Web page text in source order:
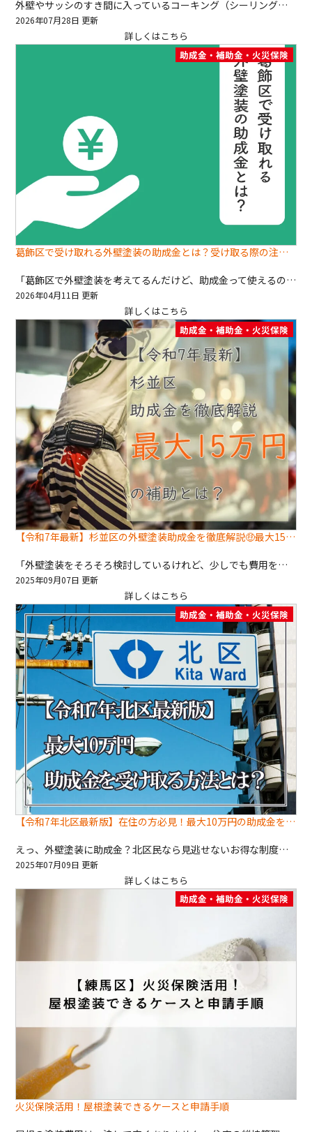
外壁やサッシのすき間に入っているコーキング（シーリング） 普段あまり意識しない部分ですが、実はかなり重要な役割を担っています！ 雨水の侵入を防いだり、建物の揺れを吸収したりと、いわば家の関節部分。 ここがダメになると、見た目以上にダメージが広がることもあります。 ただしこのシーリング、実は消耗品です。 時間が経つと👇 ・細かいひび割れが出てくる ・ゴムのような弾力がなくなる ・剥がれや隙間ができる こういった劣化はどうしても避けられません！ よくある相談がこちら👇 👉「これって火災保険で直せますか？」 正直に言うと、 👉全部が対象になるわけではないです。 ただし条件次第では、自己負担なく直せるケースもあるので、ここはしっかり理解しておくと得します。 火災保険＝火事だけじゃない まず大前提として、火災保険は名前のイメージよりかなり守備範囲が広いです。 対象になるのは火事だけではなく👇 ・台風や突風（風災） ・雹（ひょう） ・雪による被害 ・落雷 ・突発的な事故 こういった「急に起きたトラブル」も補償対象に含まれます。 つまり、これらが原因でシーリングが壊れた場合は 👉保険が使える可能性ありということです。 引用：チューリッヒ保険会社 保険対象になりやすい壊れ方 実際の現場でよくあるのが👇 ・台風のあとに急にコーキングが剥がれた ・一部だけ不自然に裂けている ・飛来物が当たった跡がある ・その後に雨漏りが発生した こういう“急激な変化”があるケースは比較的通りやすいです。 ポイントは👇 👉「いつ・何が原因で壊れたか」が説明できること これがかなり重要になります！ 引用：ヌリカエ NGパターンはこれ👇 逆に、保険が使えない代表例がこちら。 👉経年劣化 シーリングは ・紫外線 ・雨風 ・温度差 で徐々に劣化していくものなので、「気づいたらボロボロになってた」は対象外です。 判断基準をシンプルにすると👇 ✔ 突然ダメになった → 可能性あり ✖ ゆっくり劣化 → 基本NG 申請を通すためのコツ ここからが重要ポイントです👇 ① 写真は“分かりやすさ重視” 保険申請で一番大事なのは証拠です。 ・劣化部分のアップ ・建物全体 ・周囲の状況 この3点は必ず押さえましょう。 さらに👇 👉メジャーや手を入れてサイズ感を出す！これだけで信頼度が大きく変わります。 ② 見積書は“具体性が命” 金額だけの見積では弱いです。 ・どの部分を ・どんな工程で ・どんな材料を使って ここまでしっかり書かれていると通りやすくなります。 さらに👇 👉「台風の影響による破損」など原因を記載！これがかなり効きます。 ③ プロの判断が後押しになる 微妙なケースでは、専門家の意見が強いです。 ・塗装業者 ・建築士 こういったプロの診断が入ることで保険会社も判断しやすくなります。 特に「経年か災害か」の判断は重要なので、ここはプロに任せるのが安心です！ 意外と知られていない注意点 もうひとつ大事なポイント👇 ・免責金額を超えているか ・契約内容に含まれているか この条件もクリアしないと、対象外になることがあります。 つまり👇 👉小規模な補修は対象外になることもある ここは事前に確認が必要です。 まとめ 今回の内容をざっくりまとめると👇 ✔ 災害が原因なら保険対象になる可能性あり ✔ 経年劣化は対象外 ✔ 写真・見積・根拠が超重要 ✔ プロの判断で通りやすくなる シーリングの劣化は放置すると 👉雨漏り 👉内部腐食 👉修理費の増大 につながるので、早めの判断が大切です。 気になる方へ（無料相談OK） ・これ保険使える？ ・写真だけ見てほしい ・とりあえず見積ほしい こういったご相談からで構いません。 せっかくの保険活用できるならしたいですよね！ 深井塗装では👇 ✔ 現地調査無料 ✔ 写真・申請サポート対応 ✔ 無理な営業なし 「とりあえず聞くだけ」でもOKです👍 気軽にご相談ください！ お問い合わせはこちら
2026年07月28日 更新
詳しくはこちら
葛飾区で受け取れる外壁塗装の助成金とは？受け取る際の注意点もご紹介⏖ 🌱 ྀི
「葛飾区で外壁塗装を考えてるんだけど、助成金って使えるの？」 ——この質問、ほんとに多いです！ そりゃそうですよね！あらゆるものが高騰してる昨今、 少しでも安く済ませたい気持ち！痛いほどわかります⭐︶꒥꒷ 正直な話をすると、“外壁塗装なら何でもOK”の助成金ではありません。 でも、条件にハマれば後押しが受けられる可能性があります！ この記事では、葛飾区で使える代表的な制度として、かつしかエコ助成金（高反射率塗装）を中心に、 対象条件・金額・失敗しない申請のコツを、現場目線でわかりやすくお伝えします🤑 因みに、深井塗装では申請は全部やらせていただきますのでやり方はスルーでOKですよ！ 葛飾区で受け取れる外壁塗装の助成金はこれ 葛飾区で外壁塗装に関係しやすいのが、「かつしかエコ助成金」内の“高反射率塗装”です。(葛飾区公式サイト) ポイントは「省エネ・暑さ対策に効く塗装（＝高反射率塗装）」が対象、というところ。 ざっくり結論：いくらもらえる？ 高反射率塗装（屋根・壁 ※屋根は“屋上等”含む）は、 屋根 or 壁のどちらかを塗装：一律 5万円／戸 屋根＋壁を同時に塗装：一律 10万円／戸 「10万円って、地味に効きますよね。外食を何回分…いや、そこは奥さまに怒られるので黙っておきます。」 対象になる工事・ならない工事の分かれ目 助成のカギは「塗料の性能」です。 要件（ここが最重要） 高反射率塗装は、日射反射率（近赤外線領域）が65％以上（または同等以上）が条件です。 つまり、よくある「シリコンで普通に塗り替え」だと、制度の対象外になりやすいです。 さらに注意ポイント 基本は“工事前申請”（先に工事しちゃうと対象外になりやすい）(葛飾区公式サイト) 高反射率塗装は築1年以上の建物が対象（新築は対象外） 申請から回答まで通常3〜4週間かかるので、着工4週間前までの申請推奨 申請の流れと“つまずきポイント” 「助成金って面倒そう…」と思った方、分かります。なので、失敗しない順番だけ覚えてください。 業者に相談（“高反射率塗装で申請したい”と最初に言う） 見積と資料をそろえる（内訳が分かる見積が必要） 工事前に申請（郵送または窓口） 事前協議回答書が届いてから着工 工事後に完了報告（写真・領収書など） よくある“詰みポイント”（先に言っておきます） 申請前に工事を始めちゃった（これ、めちゃ多い）(葛飾区公式サイト) 反射率が確認できる資料がない → カタログ等で数値が確認できない場合、追加資料が必要になることがあります。 写真が足りない（施工前・施工後、空き缶の品名が見える写真など） [まとめ] 葛飾区の外壁塗装助成金は“条件と順番”で決まる 葛飾区で外壁塗装に使いやすい制度は、かつしかエコ助成金（高反射率塗装）。 壁 or 屋根で5万円 壁＋屋根同時で10万円 ただし、反射率65％以上などの条件があり、工事前申請が原則です。 特徴・メリット・ベネフィット 条件に合えば、費用を抑えて賢くメンテナンスできる 遮熱・省エネ方向に寄せることで、夏の快適性にも期待 「やるなら今？」の判断が整理できて、老後の住まい不安が減る 不安要素を取り除く（深井塗装の約束） 見積もり無料 資格を持ったスタッフが、助成金の対象可否も含めて分かりやすくご案内 即決は不要。相談だけでもOKです ※助成制度は年度で変更されることがあります。最新の募集期間・要件は葛飾区の案内を基準に確認してください（令和7年度は2025/4/1〜2026/3/31、工事前申請・回答まで3〜4週間目安）。(葛飾区公式サイト) お問い合わせはコチラ
2026年04月11日 更新
詳しくはこちら
助成金・補助金・火災保険
【令和7年最新】杉並区の外壁塗装助成金を徹底解説🤑最大15万円の補助とは？
「外壁塗装をそろそろ検討しているけれど、少しでも費用を抑えたい…」 「杉並区の助成金ってどんな条件があるの？どこに相談すればいいの？」 そんな疑問や不安をお持ちの方に朗報です✨ 令和7年度（2025年度）杉並区では、「断熱改修等省エネルギー対策助成」という制度が実施されており、 高日射反射率塗装を行うことで、工事費の20％（最大15万円）の助成が受けられます！ これは既存住宅の外壁・屋根を対象とした内容で、家のメンテナンス＋省エネ対策が同時に叶うチャンスなんです🏠 「助成金の活用で、おトクに外壁塗装したい！」という方はもちろん、 「そもそも何から始めればいいかわからない…」という方も、この記事を読めば流れがつかめますよ😊 ぜひ最後までチェックしてみてくださいね！ 🌟 杉並区の外壁塗装助成金を活用するメリット 🔹 助成金の概要 対象工事：​高日射反射率塗装を用いた屋根・外壁の塗装工事 助成率：​工事費用の20％（上限15万円） 対象住宅：​既存の住宅（新築は対象外） 耐用年数：​施工後10年間の耐用性が求められます​ 🔹 高日射反射率塗装の効果 遮熱効果：​太陽光を反射し、室内温度の上昇を抑制 省エネルギー：​冷房費の削減に寄与 耐久性：​紫外線や熱による劣化を防ぎ、建物の寿命を延ばす​ ※詳細は杉並区の公式サイトをご確認ください。 ​ 🛠️ 深井塗装の技術力と評判 深井塗装は、足立区を拠点に高品質な外壁塗装を提供する専門店です。​ 国家資格を持つ自社職人が施工を担当し、地域密着型のサービスを展開しています。​ 🔹 サービス内容 外壁塗装：​高日射反射率塗装を含む各種塗装工事 屋根工事：​屋根塗装、カバー工法、葺き替え工事 防水工事：​雨漏り修理、シーリング工事 助成金申請サポート：​自治体の助成金申請を代行 🔹 お客様の声 「深井塗装さんにお願いして本当に良かったです。丁寧な対応と高い技術力で、安心して任せられました。」 「最初に4社から相見積もりを戴きましたが、私はその見積書を見て深井塗装さんに即決しました。 理由は、その詳細さです。塗料の明細はもちろん缶数まで載っているのは深井塗装さんだけでした。 そして、作業開始をされてからは職人の方々の礼儀正しさと仕事の丁寧さに脱帽しました。 今後、家屋の塗装に迷っている方がいたら1番に深井塗装さんをお勧めしたいと思います。」​ 📝 助成金申請の流れ 事前相談：​深井塗装に連絡し、助成金の対象となるか確認 見積もり取得：​工事内容と費用の見積もりを取得 申請書類の準備：​必要書類を揃え、杉並区に申請 工事実施：​助成金の交付決定後、工事を開始 完了報告：​工事完了後、報告書を提出 助成金受領：​審査完了後、助成金が支給 📌 まとめ 杉並区の「断熱改修等省エネルギー対策助成」制度を活用することで、 高日射反射率塗装による外壁・屋根のリフォームが経済的に行えます。​ 深井塗装は、助成金申請のサポートから高品質な施工まで一貫して対応し、多くのお客様から高い評価を得ています⸝⸝⸝🫶🏻​ 外壁塗装を検討されている方は、ぜひ深井塗装にご相談ください🐈ᯓᡣ𐭩 ​お問い合わせはこちら
2025年09月07日 更新
詳しくはこちら
助成金・補助金・火災保険
【令和7年北区最新版】在住の方必見！最大10万円の助成金を受け取る方法とは？🌿✧˖°
えっ、外壁塗装に助成金？北区民なら見逃せないお得な制度！ こんにちは！外壁・屋根のリフォームを手がける深井塗装です🎨 「そろそろ外壁が色あせてきたな…」 「屋根の塗り替えって費用が高そう…」 そんなお悩みをお持ちの方、ちょっとお待ちください！ 東京都北区にお住まいの方には、なんと最大10万円の助成金が受け取れる制度があるんです✨ この記事では、 北区の外壁塗装助成金の最新情報 対象条件と支給額の詳細 区内業者・区外業者で変わる助成金額の注意点 実際の申請方法と流れ よくある質問と失敗しないポイントまで、わかりやすく解説していきます💡 「うちは対象？どうやって申請するの？」そんな方にも安心なガイドですので、ぜひ最後までご覧ください！ 2025年も継続！北区の外壁塗装助成金ってどんな制度？ 北区では、住宅の維持と美観の向上を目的に、塗装や防水工事の費用の一部を助成してくれる制度があります😊 ✅ 助成内容（令和7年度） 高反射率塗料使用が条件に！ 高反射率塗料の要件とは？ 日射反射率が【50％以上】あること （灰色N6の試験片で測定） ✅ 高反射率塗料ってどんなメリットがあるの？ 室内温度の上昇を抑えて夏の冷房費を節約 屋根材の劣化防止 ヒートアイランド対策にも貢献 省エネ性能も高く、北区からも推奨されている塗料の一つです！ ※使用できる塗料は限られているため、事前に業者と相談をおすすめします🙌 ここがポイント！区内業者と区外業者で助成額が変わる 北区の制度で注意したいのが、「工事業者の所在地によって助成額が変わる」点です！ 業者の所在地 助成上限額 北区内業者 最大12万円 北区外業者 最大10万円 深井塗装は北区外業者にあたります。 「区外の業者だと損じゃないの？」と思われるかもしれませんが、信頼性・実績・施工内容をトータルで見て選ぶことが大切です😉 助成額は少し差がありますが、専門技術や保証制度がしっかりしていれば、安心感はそれ以上の価値があります！ 申請の流れは？ 「助成金って手続きが面倒そう…」と思われるかもしれませんが、流れを知れば意外とスムーズ✨ ですが、深井塗装では無料で申請代行が可能です！ 📌 助成申請の基本ステップ 事前相談・現地調査（工事前） 業者に相談し、見積書・工事内容を確認。 助成申請書類の提出（北区へ） 必要書類：見積書・写真・図面など 審査・承認（通常2週間程度） 承認後、工事スタート！ 完了後、実績報告書を提出 助成金の振込🎉（約1〜2ヶ月） こんな工事が対象になります！ ✅ 対象になる主な外装リフォーム工事 申請者の占有部分に接する屋上又は屋根面のみ（立上り等を含む）への上記塗料の塗布作業。 「うちの工事、対象になる？」という疑問も、見積りの段階で診断してもらうのが安心です。 助成金を活用する際の注意点⚠️ 助成金制度はお得ですが、使い方を間違えると申請が無効になるケースも…！ ❌ よくあるNG例 工事着工後に申請しようとした → 不受理！ 工事内容が助成対象外だった → 却下！ 書類の不備で審査に時間がかかった → 予算枠終了💦 📣 ポイントは“事前相談がすべて”です！ 制度の条件や工事内容をしっかり確認して、段取りよく進めることが成功のカギです🔑 深井塗装なら、申請も施工もまるっとサポートします！ 深井塗装では、北区をはじめとする地域での外壁・屋根塗装を数多く手がけてきました。 助成金に関する書類の作成・提出サポートはもちろん、「申請OKな工事内容かどうか？」の確認も無料で行っています！ ✨ お任せいただける安心ポイント ✨ 国家資格を持つ自社職人による高品質施工🏠 工事にあわせた最適な塗料・工法をプロがご提案 最大15年保証付きでアフターサポートも万全🔧 写真付き診断書＆「日本一わかりやすい見積書」をご用意📸 助成金・火災保険・補助金申請もフルサポート📋 【まとめ】助成金制度を上手に使って、お得に外壁塗装をしよう！ 2025年（令和7年）も、北区では引き続き外壁塗装に対する助成金制度が利用できます✨ 費用負担を軽減できるこの制度は、今がまさに活用チャンス！ 工事費の最大20％補助（最大10〜12万円） 区内外業者で上限が異なるので要確認 着工前申請が絶対条件！ 深井塗装では、制度の内容から施工、アフターまでワンストップでサポート。 塗装のタイミングを逃さず、安心・納得・高品質の工事を適正価格でご提供しています。 「助成金を使ってお得に工事をしたい」 「制度をしっかり理解してから検討したい」 そんな方は、まずは無料の現地調査＆ご相談からどうぞ！ あなたの“最適なタイミングと工事内容”を、私たちと一緒に見つけていきましょう😊
2025年07月09日 更新
詳しくはこちら
助成金・補助金・火災保険
火災保険活用！屋根塗装できるケースと申請手順
助成金・補助金・火災保険